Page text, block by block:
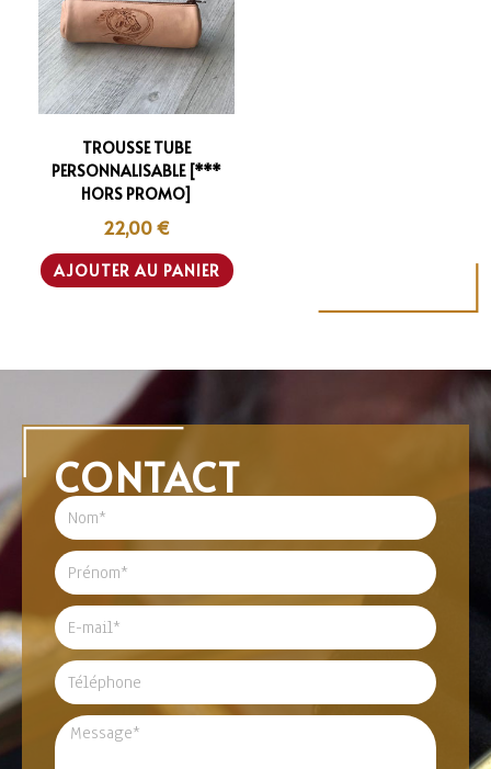
TROUSSE TUBE
PERSONNALISABLE [***
HORS PROMO]
22,00€
AJOUTER AU PANIER
CONTACT